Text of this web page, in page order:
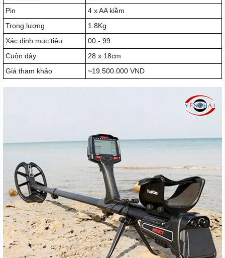
Pin
4 x AA kiềm
Trọng lượng
1.8Kg
Xác định mục tiêu
00 - 99
Cuộn dây
28 x 18cm
Giá tham khảo
~19.500.000 VND